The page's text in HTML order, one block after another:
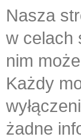
Nasza
w celach
nim
Każdy
żadne